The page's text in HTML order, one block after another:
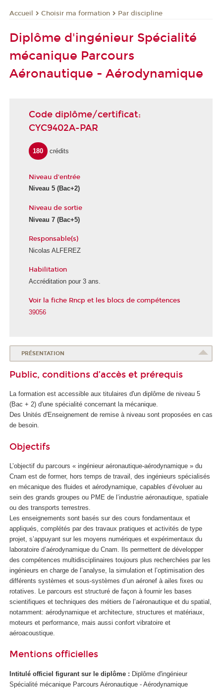
Accueil Choisir ma formation Par discipline
Diplôme d'ingénieur Spécialité
mécanique Parcours
Aéronautique - Aérodynamique
Code diplôme/certificat:
CYC9402A-PAR
180 crédits
Niveau d'entrée
Niveau 5 (Bac+2)
Niveau de sortie
Niveau 7 (Bac+5)
Responsable(s)
Nicolas ALFEREZ
Habilitation
Accréditation pour 3 ans.
Voir la fiche Rncp et les blocs de compétences
39056
PRÉSENTATION
Public, conditions d’accès et prérequis
La formation est accessible aux titulaires d'un diplôme de niveau 5
(Bac + 2) d'une spécialité concernant la mécanique.
Des Unités d'Enseignement de remise à niveau sont proposées en cas
de besoin.
Objectifs
L’objectif du parcours « ingénieur aéronautique-aérodynamique » du
Cnam est de former, hors temps de travail, des ingénieurs spécialisés
en mécanique des fluides et aérodynamique, capables d’évoluer au
sein des grands groupes ou PME de l’industrie aéronautique, spatiale
ou des transports terrestres.
Les enseignements sont basés sur des cours fondamentaux et
appliqués, complétés par des travaux pratiques et activités de type
projet, s’appuyant sur les moyens numériques et expérimentaux du
laboratoire d’aérodynamique du Cnam. Ils permettent de développer
des compétences multidisciplinaires toujours plus recherchées par les
ingénieurs en charge de l’analyse, la simulation et l’optimisation des
différents systèmes et sous-systèmes d’un aéronef à ailes fixes ou
rotatives. Le parcours est structuré de façon à fournir les bases
scientifiques et techniques des métiers de l’aéronautique et du spatial,
notamment: aérodynamique et architecture, structures et matériaux,
moteurs et performance, mais aussi confort vibratoire et
aéroacoustique.
Mentions officielles
Intitulé officiel figurant sur le diplôme : Diplôme d'ingénieur
Spécialité mécanique Parcours Aéronautique - Aérodynamique